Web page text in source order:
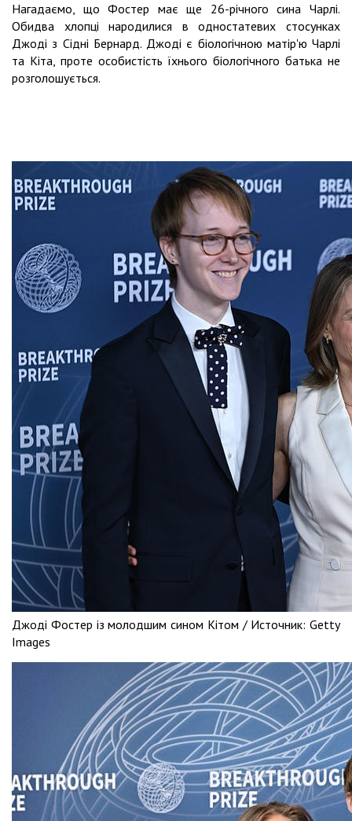
Нагадаємо, що Фостер має ще 26-річного сина Чарлі.
Обидва хлопці народилися в одностатевих стосунках
Джоді з Сідні Бернард. Джоді є біологічною матір'ю Чарлі
та Кіта, проте особистість їхнього біологічного батька не
розголошується.
Джоді Фостер із молодшим сином Кітом / Источник: Getty
Images